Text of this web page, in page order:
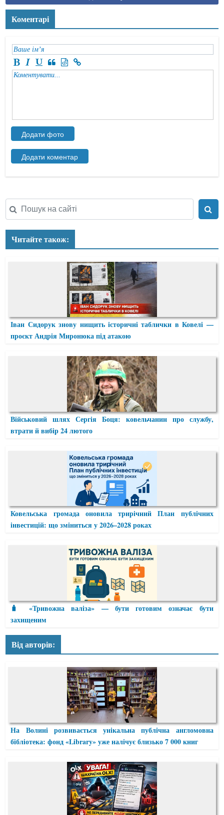
Коментарі
Читайте також:
Іван Сидорук знову нищить історичні таблички в Ковелі —
проєкт Андрія Миронюка під атакою
Військовий шлях Сергія Боця: ковельчанин про службу,
втрати й вибір 24 лютого
Ковельська громада оновила трирічний План публічних
інвестицій: що зміниться у 2026–2028 роках
🧳 «Тривожна валіза» — бути готовим означає бути
захищеним
Від авторів:
На Волині розвивається унікальна публічна англомовна
бібліотека: фонд «Library» уже налічує близько 7 000 книг